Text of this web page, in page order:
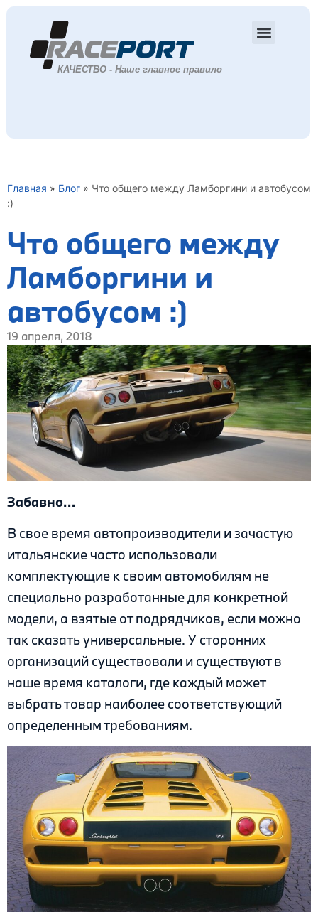
Главная » Блог » Что общего между Ламборгини и автобусом
:)
Что общего между
Ламборгини и
автобусом :)
19 апреля, 2018
Забавно…
В свое время автопроизводители и зачастую
итальянские часто использовали
комплектующие к своим автомобилям не
специально разработанные для конкретной
модели, а взятые от подрядчиков, если можно
так сказать универсальные. У сторонних
организаций существовали и существуют в
наше время каталоги, где каждый может
выбрать товар наиболее соответствующий
определенным требованиям.